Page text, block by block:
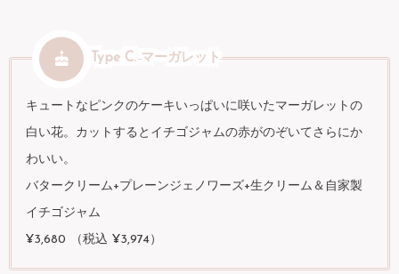
Type C. マーガレット
キュートなピンクのケーキいっぱいに咲いたマーガレットの
白い花。カットするとイチゴジャムの赤がのぞいてさらにか
わいい。
バタークリーム+プレーンジェノワーズ+生クリーム＆自家製
イチゴジャム
¥3,680 （税込 ¥3,974）